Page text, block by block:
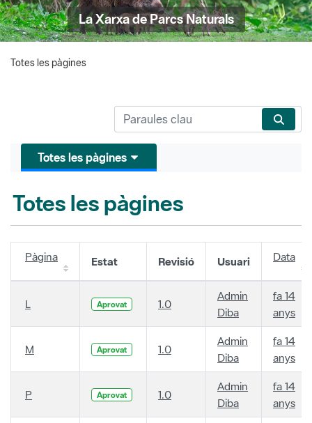
La Xarxa de Parcs Naturals
Totes les pàgines
Totes les pàgines
Totes les pàgines
Pàgina Estat Revisió Usuari Data
L Aprovat 1.0
Admin
Diba
fa 14
anys
M Aprovat 1.0
Admin
Diba
fa 14
anys
P Aprovat 1.0
Admin
Diba
fa 14
anys